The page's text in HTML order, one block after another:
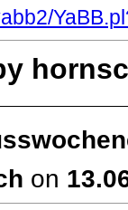
on